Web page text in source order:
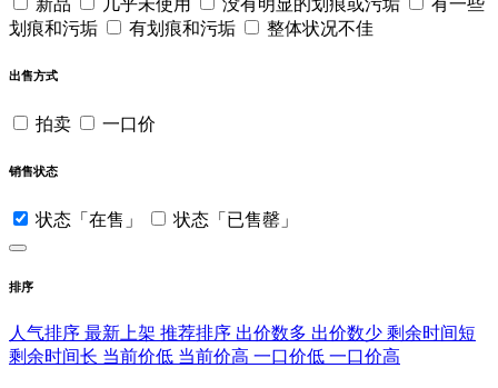
划痕和污垢
有划痕和污垢 整体状况不佳
出售方式
拍卖 一口价
销售状态
状态「在售」 状态「已售罄」
排序
人气排序 最新上架 推荐排序 出价数多 出价数少 剩余时间短
剩余时间长 当前价低 当前价高 一口价低 一口价高